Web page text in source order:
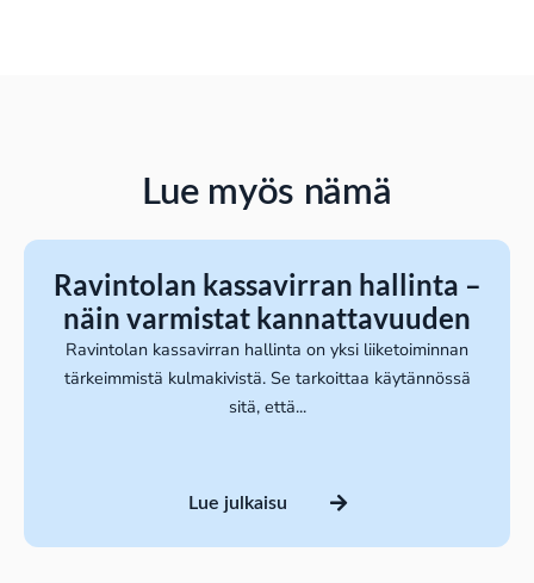
Lue myös nämä
Ravintolan kassavirran hallinta –
näin varmistat kannattavuuden
Ravintolan kassavirran hallinta on yksi liiketoiminnan
tärkeimmistä kulmakivistä. Se tarkoittaa käytännössä
sitä, että...
Lue julkaisu